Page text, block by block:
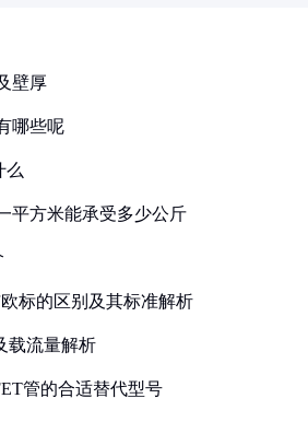
壁厚
哪些呢
么
平方米能承受多少公斤
标的区别及其标准解析
载流量解析
管的合适替代型号